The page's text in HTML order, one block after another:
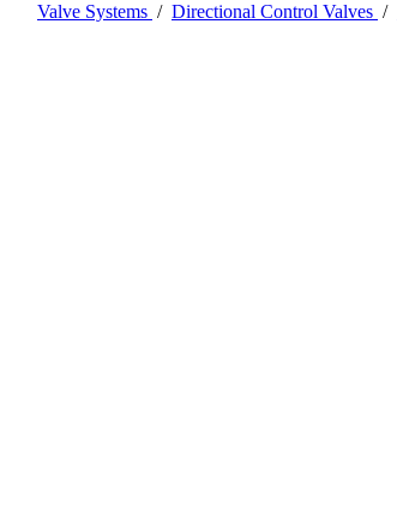
Valve Systems / Directional Control Valves /